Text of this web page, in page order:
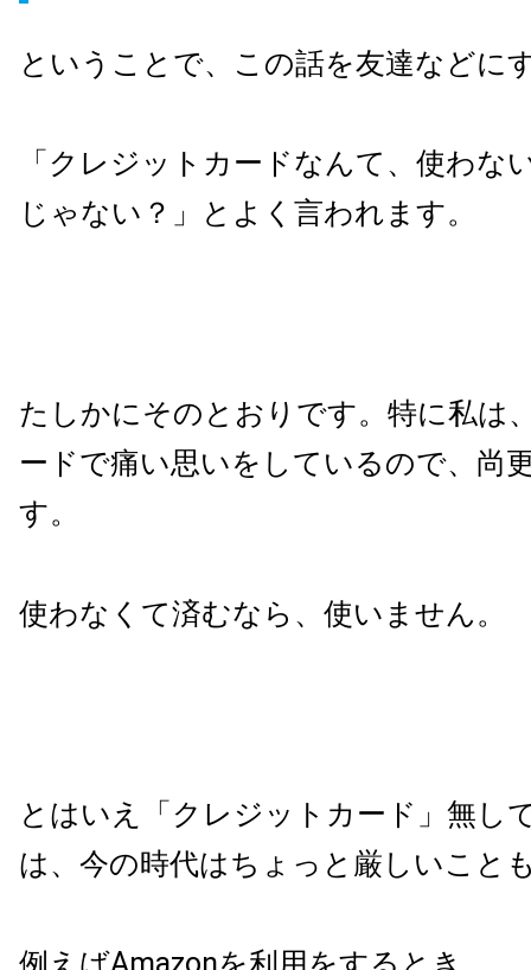
ということで、この話を友達などに
「クレジットカードなんて、使わな
じゃない？」とよく言われます。
たしかにそのとおりです。特に私は
ードで痛い思いをしているので、尚
す。
使わなくて済むなら、使いません。
とはいえ「クレジットカード」無し
は、今の時代はちょっと厳しいこと